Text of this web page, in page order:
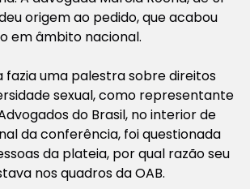
origem ao pedido, que acabou
em âmbito nacional.
fazia uma palestra sobre direitos
sexual, como representante
do Brasil, no interior de
da conferência, foi questionada
da plateia, por qual razão seu
nos quadros da OAB.